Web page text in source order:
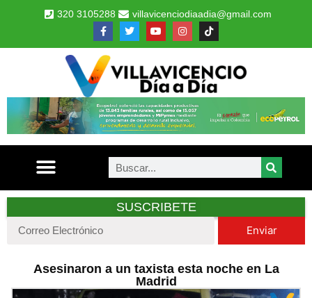
320 3105288 villavicenciodiaadia@gmail.com
SUSCRIBETE
Enviar
Asesinaron a un taxista esta noche en La
Madrid